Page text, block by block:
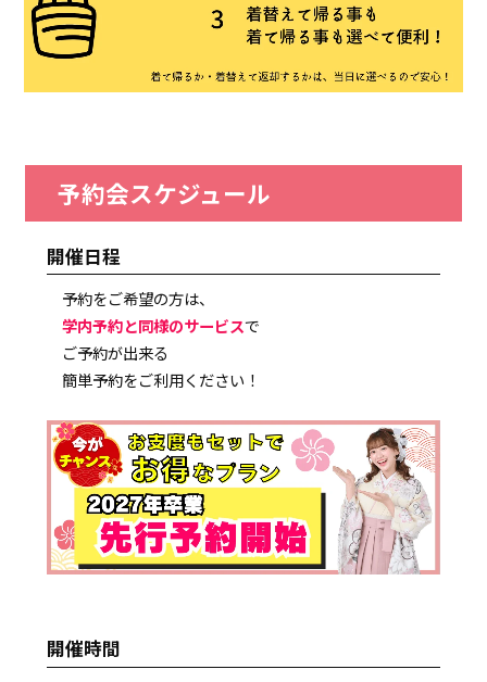
予約会スケジュール
開催日程
予約をご希望の方は、
学内予約と同様のサービスで
ご予約が出来る
簡単予約をご利用ください！
開催時間